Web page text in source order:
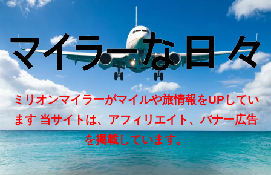
ミリオンマイラーがマイルや旅情報をUPしてい
ます 当サイトは、アフィリエイト、バナー広告
を掲載しています。